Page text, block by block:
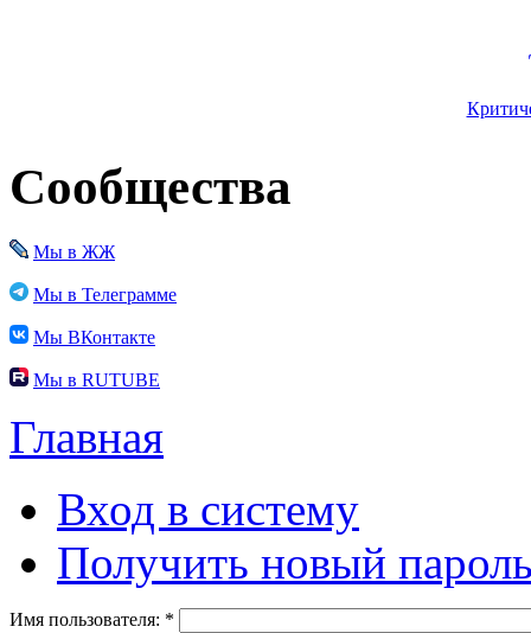
Сообщества
Мы в ЖЖ
Мы в Телеграмме
Мы ВКонтакте
Мы в RUTUBE
Главная
Вход в систему
Получить новый
Имя пользователя: *